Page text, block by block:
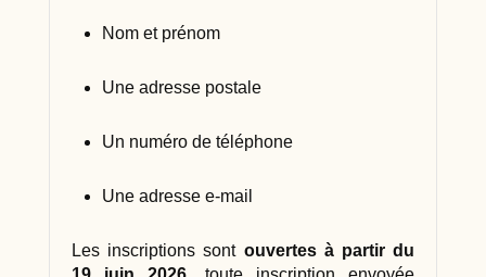
Nom et prénom
Une adresse postale
Un numéro de téléphone
Une adresse e-mail
Les inscriptions sont ouvertes à partir du